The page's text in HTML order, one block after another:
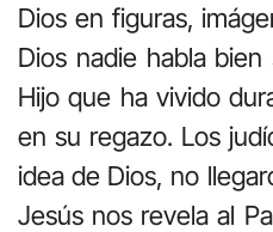
Dios en figuras,
Dios nadie habla
Hijo que ha vivido
en su regazo. Los
idea de Dios, no
Jesús nos revela al